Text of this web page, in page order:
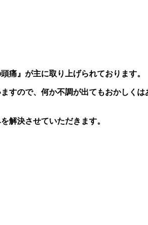
痛』が主に取り上げられております。
すので、何か不調が出てもおかしくは
解決させていただきます。